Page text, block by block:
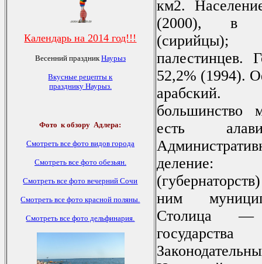
Календарь на 2014 год!!!
Весенний праздникНаурыз
Вкусные рецепты к
празднику Наурыз.
Фото к обзору Адлера:
Смотреть все фото видов города
Смотреть все фото обезьян.
Смотреть все фото вечерний Сочи
Смотреть все фото красной поляны.
Смотреть все фото дельфинария.
км2.
(2000), в
палестинцев.
52,2% (1994).
большинство
есть
ним
Столица —